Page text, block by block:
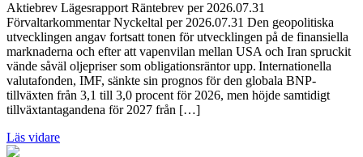
Aktiebrev Lägesrapport Räntebrev per 2026.07.31
Förvaltarkommentar Nyckeltal per 2026.07.31 Den geopolitiska
utvecklingen angav fortsatt tonen för utvecklingen på de finansiella
marknaderna och efter att vapenvilan mellan USA och Iran spruckit
vände såväl oljepriser som obligationsräntor upp. Internationella
valutafonden, IMF, sänkte sin prognos för den globala BNP-
tillväxten från 3,1 till 3,0 procent för 2026, men höjde samtidigt
tillväxtantagandena för 2027 från […]
Läs vidare